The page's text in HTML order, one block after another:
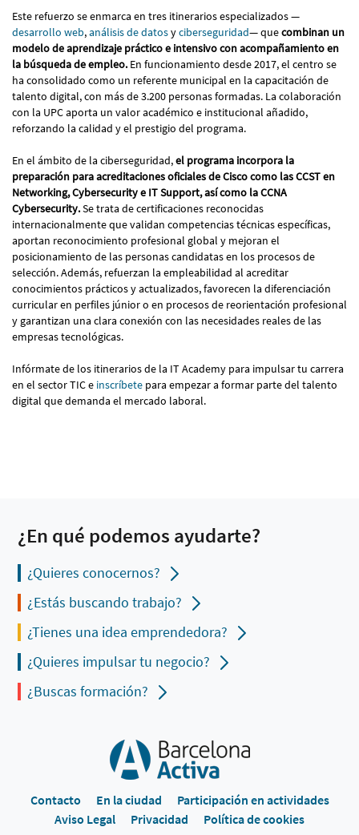
Este refuerzo se enmarca en tres itinerarios especializados —
desarrollo web,análisis de datosyciberseguridad— quecombinan un
modelo de aprendizaje práctico e intensivo con acompañamiento en
la búsqueda de empleo. En funcionamiento desde 2017, el centro se
ha consolidado como un referente municipal en la capacitación de
talento digital, con más de 3.200 personas formadas. La colaboración
con la UPC aporta un valor académico e institucional añadido,
reforzando la calidad y el prestigio del programa.
En el ámbito de la ciberseguridad,el programa incorpora la
preparación para acreditaciones oficiales de Cisco como las CCST en
Networking, Cybersecurity e IT Support, así como la CCNA
Cybersecurity.Se trata de certificaciones reconocidas
internacionalmente que validan competencias técnicas específicas,
aportan reconocimiento profesional global y mejoran el
posicionamiento de las personas candidatas en los procesos de
selección. Además, refuerzan la empleabilidad al acreditar
conocimientos prácticos y actualizados, favorecen la diferenciación
curricular en perfiles júnior o en procesos de reorientación profesional
y garantizan una clara conexión con las necesidades reales de las
empresas tecnológicas.
Infórmate de los itinerarios de la IT Academy para impulsar tu carrera
en el sector TIC e inscríbete para empezar a formar parte del talento
digital que demanda el mercado laboral.
¿En qué podemos ayudarte?
¿Quieres conocernos?
¿Estás buscando trabajo?
¿Tienes una idea emprendedora?
¿Quieres impulsar tu negocio?
¿Buscas formación?
Contacto En la ciudad
Participación en actividades
Aviso Legal
Privacidad Política de cookies